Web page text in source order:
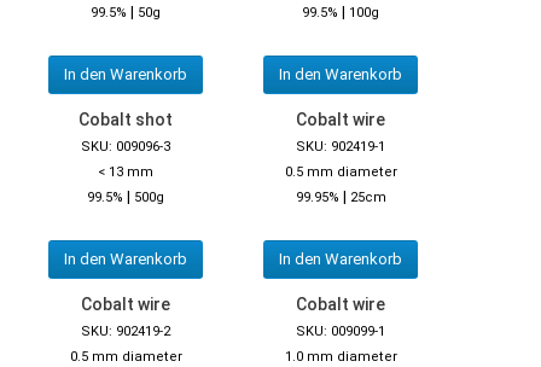
99.5% | 50g
In den Warenkorb
99.5% | 100g
In den Warenkorb
Cobalt shot
SKU: 009096-3
< 13 mm
99.5% | 500g
In den Warenkorb
Cobalt wire
SKU: 902419-1
0.5 mm diameter
99.95% | 25cm
In den Warenkorb
Cobalt wire
SKU: 902419-2
0.5 mm diameter
Cobalt wire
SKU: 009099-1
1.0 mm diameter